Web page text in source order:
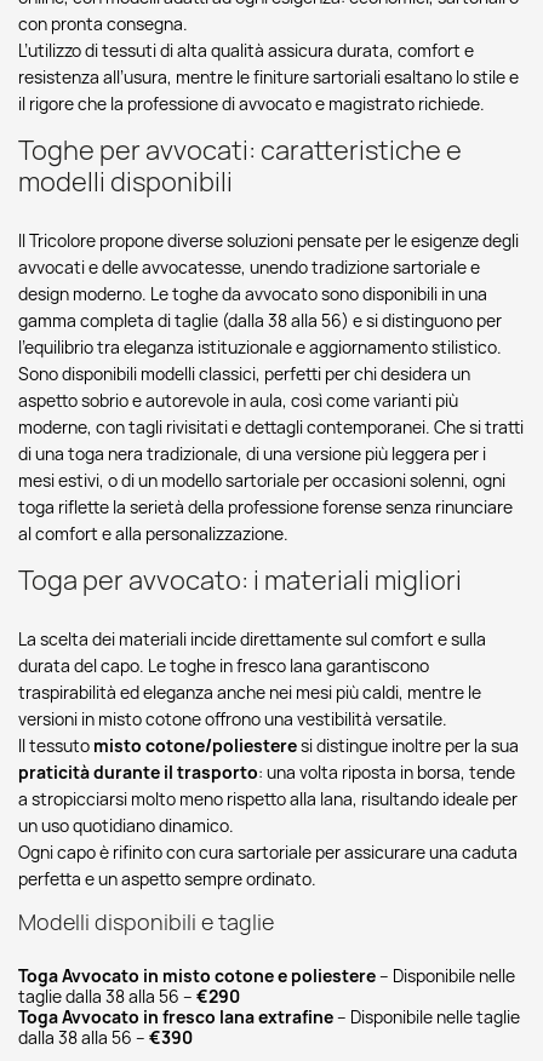
con pronta consegna.
L’utilizzo di tessuti di alta qualità assicura durata, comfort e
resistenza all’usura, mentre le finiture sartoriali esaltano lo stile e
il rigore che la professione di avvocato e magistrato richiede.
Toghe per avvocati: caratteristiche e
modelli disponibili
Il Tricolore propone diverse soluzioni pensate per le esigenze degli
avvocati e delle avvocatesse, unendo tradizione sartoriale e
design moderno. Le toghe da avvocato sono disponibili in una
gamma completa di taglie (dalla 38 alla 56) e si distinguono per
l’equilibrio tra eleganza istituzionale e aggiornamento stilistico.
Sono disponibili modelli classici, perfetti per chi desidera un
aspetto sobrio e autorevole in aula, così come varianti più
moderne, con tagli rivisitati e dettagli contemporanei. Che si tratti
di una toga nera tradizionale, di una versione più leggera per i
mesi estivi, o di un modello sartoriale per occasioni solenni, ogni
toga riflette la serietà della professione forense senza rinunciare
al comfort e alla personalizzazione.
Toga per avvocato: i materiali migliori
La scelta dei materiali incide direttamente sul comfort e sulla
durata del capo. Le toghe in fresco lana garantiscono
traspirabilità ed eleganza anche nei mesi più caldi, mentre le
versioni in misto cotone offrono una vestibilità versatile.
Il tessuto misto cotone/poliesteresi distingue inoltre per la sua
praticità durante il trasporto: una volta riposta in borsa, tende
a stropicciarsi molto meno rispetto alla lana, risultando ideale per
un uso quotidiano dinamico.
Ogni capo è rifinito con cura sartoriale per assicurare una caduta
perfetta e un aspetto sempre ordinato.
Modelli disponibili e taglie
Toga Avvocato in misto cotone e poliestere– Disponibile nelle
taglie dalla 38 alla 56 – €290
Toga Avvocato in fresco lana extrafine– Disponibile nelle taglie
dalla 38 alla 56 – €390